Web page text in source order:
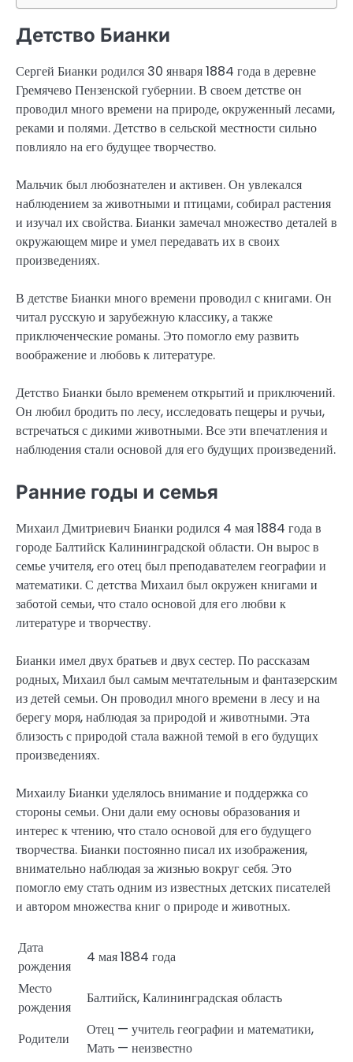
Детство Бианки
Сергей Бианки родился 30 января 1884 года в деревне
Гремячево Пензенской губернии. В своем детстве он
проводил много времени на природе, окруженный лесами,
реками и полями. Детство в сельской местности сильно
повлияло на его будущее творчество.
Мальчик был любознателен и активен. Он увлекался
наблюдением за животными и птицами, собирал растения
и изучал их свойства. Бианки замечал множество деталей в
окружающем мире и умел передавать их в своих
произведениях.
В детстве Бианки много времени проводил с книгами. Он
читал русскую и зарубежную классику, а также
приключенческие романы. Это помогло ему развить
воображение и любовь к литературе.
Детство Бианки было временем открытий и приключений.
Он любил бродить по лесу, исследовать пещеры и ручьи,
встречаться с дикими животными. Все эти впечатления и
наблюдения стали основой для его будущих произведений.
Ранние годы и семья
Михаил Дмитриевич Бианки родился 4 мая 1884 года в
городе Балтийск Калининградской области. Он вырос в
семье учителя, его отец был преподавателем географии и
математики. С детства Михаил был окружен книгами и
заботой семьи, что стало основой для его любви к
литературе и творчеству.
Бианки имел двух братьев и двух сестер. По рассказам
родных, Михаил был самым мечтательным и фантазерским
из детей семьи. Он проводил много времени в лесу и на
берегу моря, наблюдая за природой и животными. Эта
близость с природой стала важной темой в его будущих
произведениях.
Михаилу Бианки уделялось внимание и поддержка со
стороны семьи. Они дали ему основы образования и
интерес к чтению, что стало основой для его будущего
творчества. Бианки постоянно писал их изображения,
внимательно наблюдая за жизнью вокруг себя. Это
помогло ему стать одним из известных детских писателей
и автором множества книг о природе и животных.
Дата
рождения
4 мая 1884 года
Место
рождения
Балтийск, Калининградская область
Родители
Отец — учитель географии и математики,
Мать — неизвестно